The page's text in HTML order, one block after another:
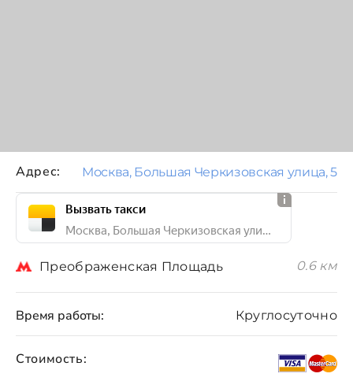
Стоимость:
Время работы: Круглосуточно
Адрес: Москва, Большая Черкизовская улица, 5
Вызвать такси
Москва, Большая Черкизовская улица, 5
Преображенская Площадь 0.6 км